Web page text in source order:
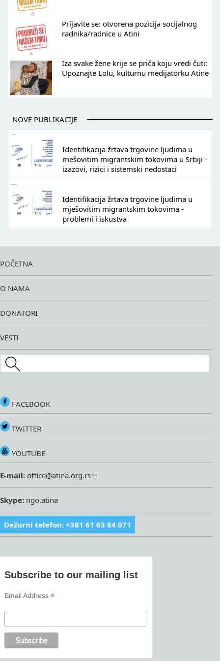
Prijavite se: otvorena pozicija socijalnog
radnika/radnice u Atini
Iza svake žene krije se priča koju vredi čuti:
Upoznajte Lolu, kulturnu medijatorku Atine
NOVE PUBLIKACIJE
Identifikacija žrtava trgovine ljudima u
mešovitim migrantskim tokovima u Srbiji -
izazovi, rizici i sistemski nedostaci
Identifikacija žrtava trgovine ljudima u
mješovitim migrantskim tokovima -
problemi i iskustva
POČETNA
O NAMA
DONATORI
VESTI
Search this site
FACEBOOK
TWITTER
YOUTUBE
E-mail: office@atina.org.rs
Skype: ngo.atina
Dežurni telefon: +381 61 63 84 071
Subscribe to our mailing list
Email Address*